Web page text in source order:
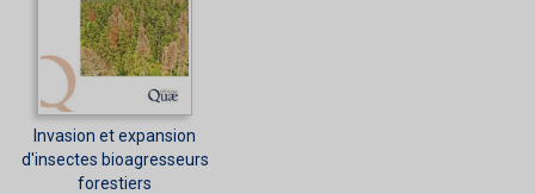
Invasion et expansion
d'insectes bioagresseurs
forestiers